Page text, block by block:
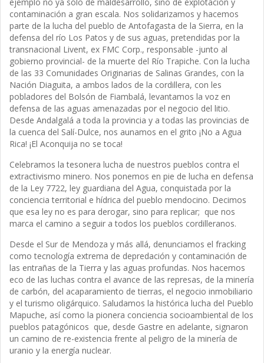
contaminación a gran escala. Nos solidarizamos y hacemos
parte de la lucha del pueblo de Antofagasta de la Sierra, en la
defensa del río Los Patos y de sus aguas, pretendidas por la
transnacional Livent, ex FMC Corp., responsable -junto al
gobierno provincial- de la muerte del Río Trapiche. Con la lucha
de las 33 Comunidades Originarias de Salinas Grandes, con la
Nación Diaguita, a ambos lados de la cordillera, con les
pobladores del Bolsón de Fiambalá, levantamos la voz en
defensa de las aguas amenazadas por el negocio del litio.
Desde Andalgalá a toda la provincia y a todas las provincias de
la cuenca del Salí-Dulce, nos aunamos en el grito ¡No a Agua
Rica! ¡El Aconquija no se toca!
Celebramos la tesonera lucha de nuestros pueblos contra el
extractivismo minero. Nos ponemos en pie de lucha en defensa
de la Ley 7722, ley guardiana del Agua, conquistada por la
conciencia territorial e hídrica del pueblo mendocino. Decimos
que esa ley no es para derogar, sino para replicar; que nos
marca el camino a seguir a todos los pueblos cordilleranos.
Desde el Sur de Mendoza y más allá, denunciamos el fracking
como tecnología extrema de depredación y contaminación de
las entrañas de la Tierra y las aguas profundas. Nos hacemos
eco de las luchas contra el avance de las represas, de la minería
de carbón, del acaparamiento de tierras, el negocio inmobiliario
y el turismo oligárquico. Saludamos la histórica lucha del Pueblo
Mapuche, así como la pionera conciencia socioambiental de los
pueblos patagónicos que, desde Gastre en adelante, signaron
un camino de re-existencia frente al peligro de la minería de
uranio y la energía nuclear.